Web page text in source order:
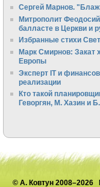
Сергей Марнов.
Митрополит
балласте в Церкви и
Избранные стихи
Марк Смирнов: Закат
Европы
Эксперт IT и
реализации
Кто такой
Геворгян, М. Хазин и
© А. Ковтун